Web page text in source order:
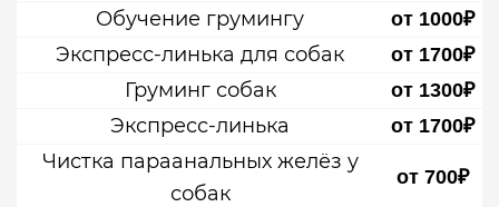
Обучение грумингу от 1000₽
Экспресс-линька для собак от 1700₽
Груминг собак от 1300₽
Экспресс-линька от 1700₽
Чистка параанальных желёз у
собак
от 700₽